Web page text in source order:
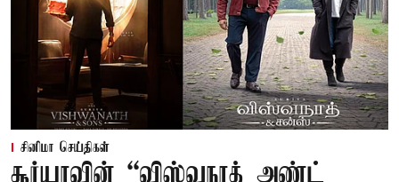
சினிமா செய்திகள்
சூர்யாவின் “விஸ்வநாத் அண்ட்